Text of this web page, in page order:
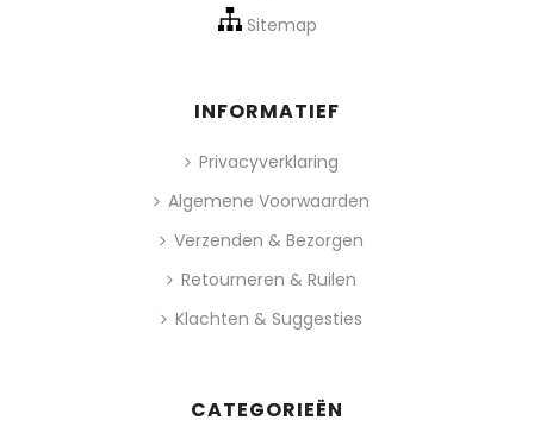
Sitemap
INFORMATIEF
Privacyverklaring
Algemene Voorwaarden
Verzenden & Bezorgen
Retourneren & Ruilen
Klachten & Suggesties
CATEGORIEËN